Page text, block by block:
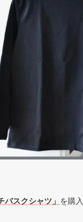
バスクシャツ」 を購